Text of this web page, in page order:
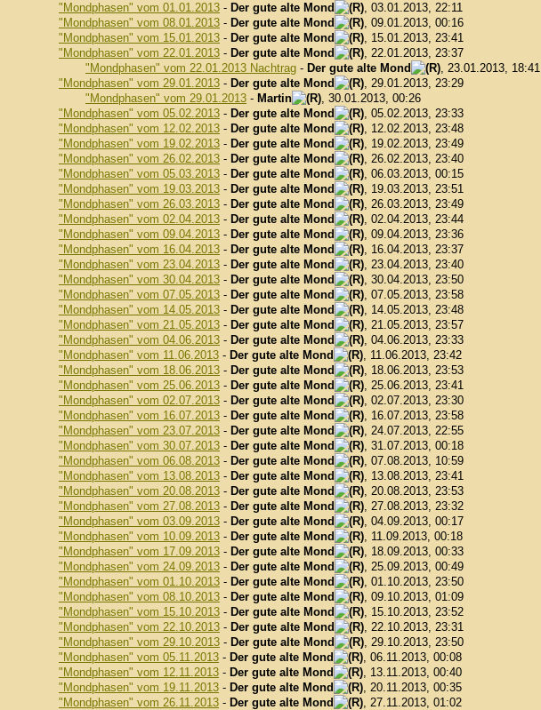
"Mondphasen" vom 01.01.2013 - Der gute alte Mond
, 03.01.2013, 22:11
"Mondphasen" vom 08.01.2013 - Der gute alte Mond
, 09.01.2013, 00:16
"Mondphasen" vom 15.01.2013 - Der gute alte Mond
, 15.01.2013, 23:41
"Mondphasen" vom 22.01.2013 - Der gute alte Mond
, 22.01.2013, 23:37
"Mondphasen" vom 22.01.2013 Nachtrag - Der gute alte Mond
, 23.01.2013, 18:41
"Mondphasen" vom 29.01.2013 - Der gute alte Mond
, 29.01.2013, 23:29
"Mondphasen" vom 29.01.2013 - Martin
, 30.01.2013, 00:26
"Mondphasen" vom 05.02.2013 - Der gute alte Mond
, 05.02.2013, 23:33
"Mondphasen" vom 12.02.2013 - Der gute alte Mond
, 12.02.2013, 23:48
"Mondphasen" vom 19.02.2013 - Der gute alte Mond
, 19.02.2013, 23:49
"Mondphasen" vom 26.02.2013 - Der gute alte Mond
, 26.02.2013, 23:40
"Mondphasen" vom 05.03.2013 - Der gute alte Mond
, 06.03.2013, 00:15
"Mondphasen" vom 19.03.2013 - Der gute alte Mond
, 19.03.2013, 23:51
"Mondphasen" vom 26.03.2013 - Der gute alte Mond
, 26.03.2013, 23:49
"Mondphasen" vom 02.04.2013 - Der gute alte Mond
, 02.04.2013, 23:44
"Mondphasen" vom 09.04.2013 - Der gute alte Mond
, 09.04.2013, 23:36
"Mondphasen" vom 16.04.2013 - Der gute alte Mond
, 16.04.2013, 23:37
"Mondphasen" vom 23.04.2013 - Der gute alte Mond
, 23.04.2013, 23:40
"Mondphasen" vom 30.04.2013 - Der gute alte Mond
, 30.04.2013, 23:50
"Mondphasen" vom 07.05.2013 - Der gute alte Mond
, 07.05.2013, 23:58
"Mondphasen" vom 14.05.2013 - Der gute alte Mond
, 14.05.2013, 23:48
"Mondphasen" vom 21.05.2013 - Der gute alte Mond
, 21.05.2013, 23:57
"Mondphasen" vom 04.06.2013 - Der gute alte Mond
, 04.06.2013, 23:33
"Mondphasen" vom 11.06.2013 - Der gute alte Mond
, 11.06.2013, 23:42
"Mondphasen" vom 18.06.2013 - Der gute alte Mond
, 18.06.2013, 23:53
"Mondphasen" vom 25.06.2013 - Der gute alte Mond
, 25.06.2013, 23:41
"Mondphasen" vom 02.07.2013 - Der gute alte Mond
, 02.07.2013, 23:30
"Mondphasen" vom 16.07.2013 - Der gute alte Mond
, 16.07.2013, 23:58
"Mondphasen" vom 23.07.2013 - Der gute alte Mond
, 24.07.2013, 22:55
"Mondphasen" vom 30.07.2013 - Der gute alte Mond
, 31.07.2013, 00:18
"Mondphasen" vom 06.08.2013 - Der gute alte Mond
, 07.08.2013, 10:59
"Mondphasen" vom 13.08.2013 - Der gute alte Mond
, 13.08.2013, 23:41
"Mondphasen" vom 20.08.2013 - Der gute alte Mond
, 20.08.2013, 23:53
"Mondphasen" vom 27.08.2013 - Der gute alte Mond
, 27.08.2013, 23:32
"Mondphasen" vom 03.09.2013 - Der gute alte Mond
, 04.09.2013, 00:17
"Mondphasen" vom 10.09.2013 - Der gute alte Mond
, 11.09.2013, 00:18
"Mondphasen" vom 17.09.2013 - Der gute alte Mond
, 18.09.2013, 00:33
"Mondphasen" vom 24.09.2013 - Der gute alte Mond
, 25.09.2013, 00:49
"Mondphasen" vom 01.10.2013 - Der gute alte Mond
, 01.10.2013, 23:50
"Mondphasen" vom 08.10.2013 - Der gute alte Mond
, 09.10.2013, 01:09
"Mondphasen" vom 15.10.2013 - Der gute alte Mond
, 15.10.2013, 23:52
"Mondphasen" vom 22.10.2013 - Der gute alte Mond
, 22.10.2013, 23:31
"Mondphasen" vom 29.10.2013 - Der gute alte Mond
, 29.10.2013, 23:50
"Mondphasen" vom 05.11.2013 - Der gute alte Mond
, 06.11.2013, 00:08
"Mondphasen" vom 12.11.2013 - Der gute alte Mond
, 13.11.2013, 00:40
"Mondphasen" vom 19.11.2013 - Der gute alte Mond
, 20.11.2013, 00:35
"Mondphasen" vom 26.11.2013 - Der gute alte Mond
, 27.11.2013, 01:02